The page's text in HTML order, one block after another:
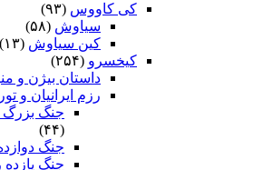
کی کاووس (۹۳)
سیاوش (۵۸)
کین سیاوش (۱۳)
کیخسرو (۲۵۴)
داستان بیژن و
رزم ایرانیان و
جنگ بزرگ
(۴۴)
جنگ
جنگ یازده